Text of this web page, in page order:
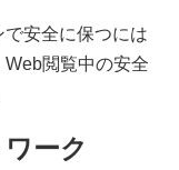
安全に保つには
閲覧中の安全
ーク